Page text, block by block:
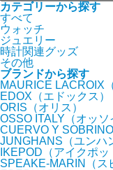
カテゴリーから探す
すべて
ウォッチ
ジュエリー
時計関連グッズ
その他
ブランドから探す
MAURICE LACROIX
EDOX（エドックス）
ORIS（オリス）
OSSO ITALY（オッソ
CUERVO Y
JUNGHANS（ユンハ
IKEPOD（アイクポッ
SPEAKE-MARIN（ス